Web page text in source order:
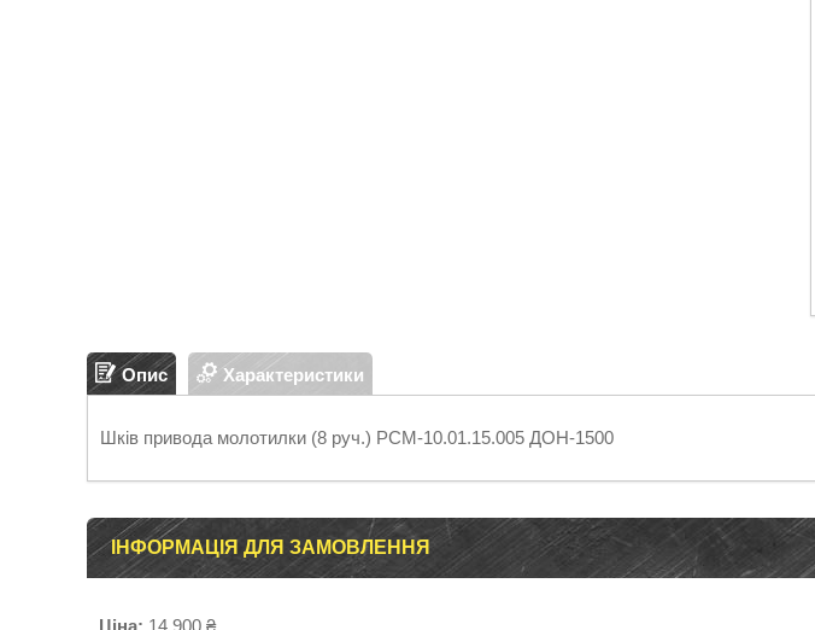
Опис Характеристики
Шків привода молотилки (8 руч.) РСМ-10.01.15.005 ДОН-1500
ІНФОРМАЦІЯ ДЛЯ ЗАМОВЛЕННЯ
Ціна: 14 900 ₴